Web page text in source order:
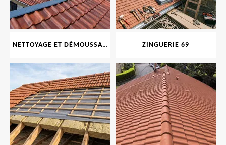
NETTOYAGE ET DÉMOUSSAGE DE TOITURE ET FAÇADE 69 ZINGUERIE 69